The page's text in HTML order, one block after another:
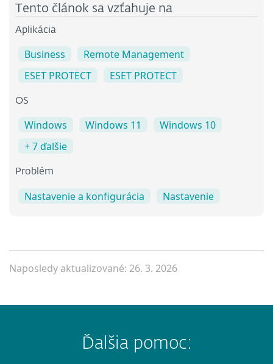
Tento článok sa vzťahuje na
Aplikácia
Business
Remote Management
ESET PROTECT
ESET PROTECT
OS
Windows Windows 11
Windows 10
+ 7 ďalšie
Problém
Nastavenie a konfigurácia Nastavenie
Naposledy aktualizované: 26. 3. 2026
Ďalšia pomoc: